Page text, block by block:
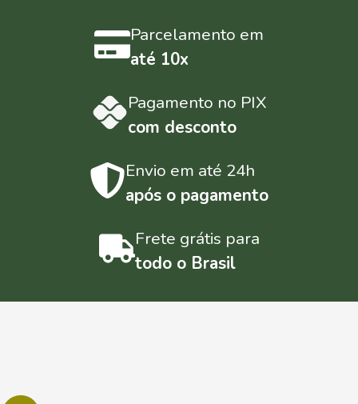
Parcelamento em
até 10x
Pagamento no PIX
com desconto
Envio em até 24h
após o pagamento
Frete grátis para
todo o Brasil